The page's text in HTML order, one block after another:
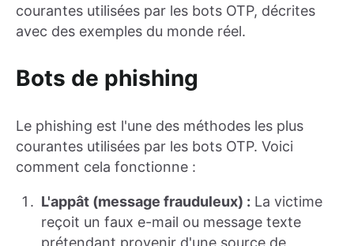
courantes utilisées par les bots OTP, décrites
avec des exemples du monde réel.
Bots de phishing
Le phishing est l'une des méthodes les plus
courantes utilisées par les bots OTP. Voici
comment cela fonctionne :
L'appât (message frauduleux) : La victime
reçoit un faux e-mail ou message texte